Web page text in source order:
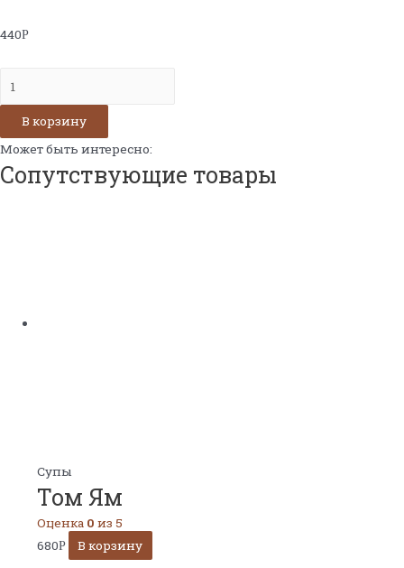
440Р
В корзину
Может быть интересно:
Сопутствующие товары
Супы
Том Ям
Оценка 0 из 5
680Р В корзину